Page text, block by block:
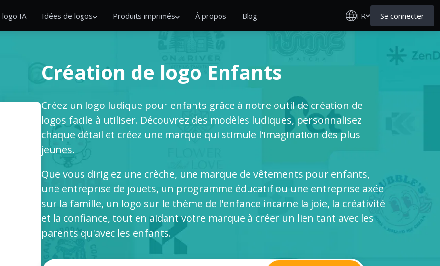
logo IA Idées de logos Produits imprimés À propos Blog FR Se connecter
Création de logo Enfants
Créez un logo ludique pour enfants grâce à notre outil de création de
logos facile à utiliser. Découvrez des modèles ludiques, personnalisez
chaque détail et créez une marque qui stimule l'imagination des plus
jeunes.
Que vous dirigiez une crèche, une marque de vêtements pour enfants,
une entreprise de jouets, un programme éducatif ou une entreprise axée
sur la famille, un logo sur le thème de l'enfance incarne la joie, la créativité
et la confiance, tout en aidant votre marque à créer un lien tant avec les
parents qu'avec les enfants.